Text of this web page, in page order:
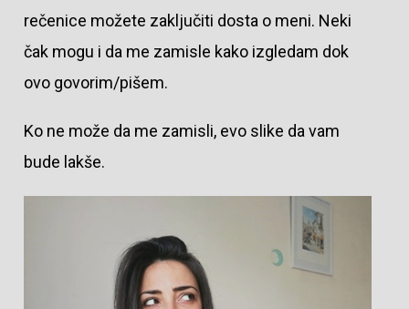
rečenice možete zaključiti dosta o meni. Neki
čak mogu i da me zamisle kako izgledam dok
ovo govorim/pišem.
Ko ne može da me zamisli, evo slike da vam
bude lakše.